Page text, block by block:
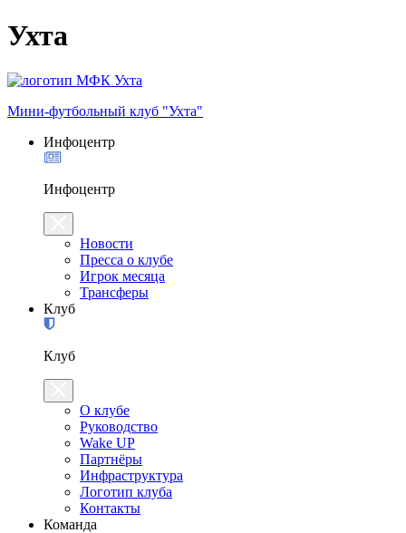
Ухта
Мини-футбольный клуб "Ухта"
Инфоцентр
Инфоцентр
Новости
Пресса о клубе
Игрок месяца
Трансферы
Клуб
Клуб
О клубе
Руководство
Wake UP
Партнёры
Инфраструктура
Логотип клуба
Контакты
Команда